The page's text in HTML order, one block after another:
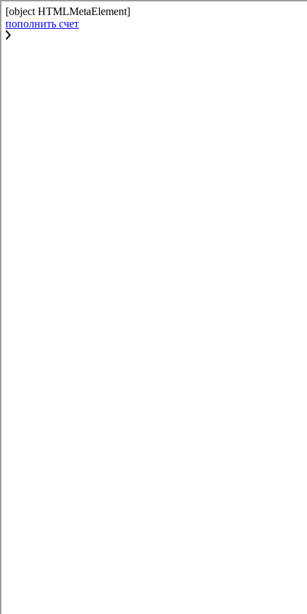
[object HTMLMetaElement]
пополнить счет